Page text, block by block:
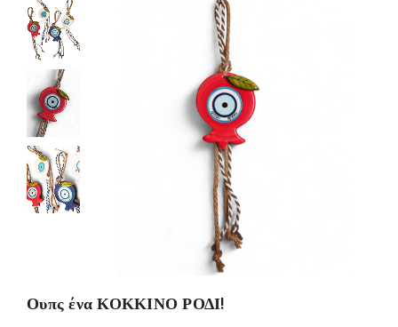
Ουπς ένα ΚΟΚΚΙΝΟ ΡΟΔΙ!